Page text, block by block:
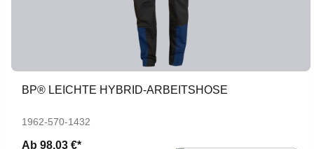
BP® LEICHTE HYBRID-ARBEITSHOSE
1962-570-1432
Ab 98,03 €*